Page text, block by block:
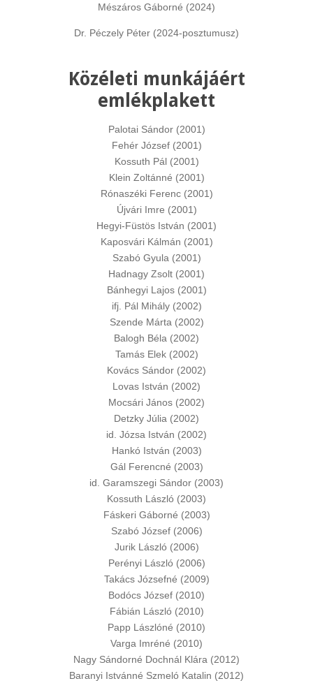
Mészáros Gáborné (2024)
Dr. Péczely Péter (2024-posztumusz)
Közéleti munkájáért
emlékplakett
Palotai Sándor (2001)
Fehér József (2001)
Kossuth Pál (2001)
Klein Zoltánné (2001)
Rónaszéki Ferenc (2001)
Újvári Imre (2001)
Hegyi-Füstös István (2001)
Kaposvári Kálmán (2001)
Szabó Gyula (2001)
Hadnagy Zsolt (2001)
Bánhegyi Lajos (2001)
ifj. Pál Mihály (2002)
Szende Márta (2002)
Balogh Béla (2002)
Tamás Elek (2002)
Kovács Sándor (2002)
Lovas István (2002)
Mocsári János (2002)
Detzky Júlia (2002)
id. Józsa István (2002)
Hankó István (2003)
Gál Ferencné (2003)
id. Garamszegi Sándor (2003)
Kossuth László (2003)
Fáskeri Gáborné (2003)
Szabó József (2006)
Jurik László (2006)
Perényi László (2006)
Takács Józsefné (2009)
Bodócs József (2010)
Fábián László (2010)
Papp Lászlóné (2010)
Varga Imréné (2010)
Nagy Sándorné Dochnál Klára (2012)
Baranyi Istvánné Szmeló Katalin (2012)